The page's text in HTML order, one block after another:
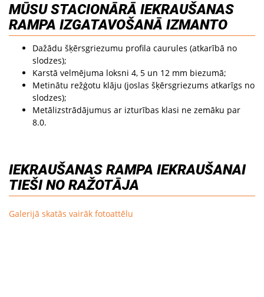
MŪSU STACIONĀRĀ IEKRAUŠANAS
RAMPA IZGATAVOŠANĀ IZMANTO
Dažādu šķērsgriezumu profila caurules (atkarībā no
slodzes);
Karstā velmējuma loksni 4, 5 un 12 mm biezumā;
Metinātu režģotu klāju (joslas šķērsgriezums atkarīgs no
slodzes);
Metālizstrādājumus ar izturības klasi ne zemāku par
8.0.
IEKRAUŠANAS RAMPA IEKRAUŠANAI
TIEŠI NO RAŽOTĀJA
Galerijā skatās vairāk fotoattēlu